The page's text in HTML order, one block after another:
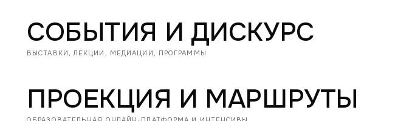
СОБЫТИЯ И ДИСКУРС
ВЫСТАВКИ, ЛЕКЦИИ, МЕДИАЦИИ, ПРОГРАММЫ
ПРОЕКЦИЯ И МАРШРУТЫ